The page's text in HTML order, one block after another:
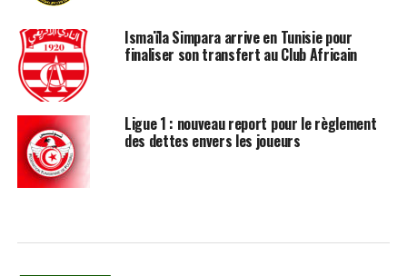
Ismaïla Simpara arrive en Tunisie pour
finaliser son transfert au Club Africain
Ligue 1 : nouveau report pour le règlement
des dettes envers les joueurs